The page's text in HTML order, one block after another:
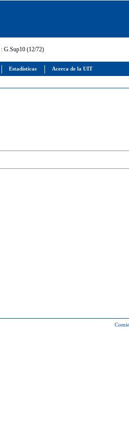
Estadísticas Acerca de la UIT
: G.Sup10 (12/72)